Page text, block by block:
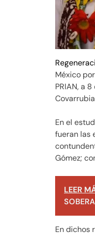
México
PRIAN, a
En el
fueran las
Gómez;
LEER
En dichos